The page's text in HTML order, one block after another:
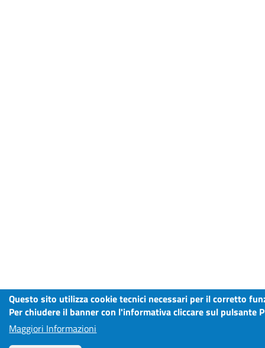
Questo sito utilizza cookie tecnici necessari per il corretto
Per chiudere il banner con l'informativa cliccare sul pulsante
Maggiori Informazioni